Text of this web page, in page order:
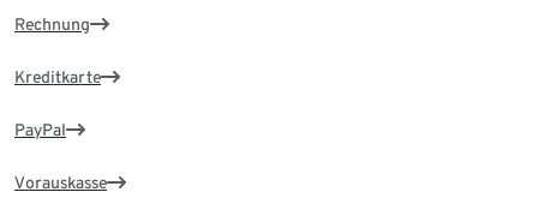
Rechnung
Kreditkarte
PayPal
Vorauskasse